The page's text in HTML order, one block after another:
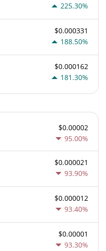
225.30%
$0.000331
188.50%
$0.000162
181.30%
$0.00002
95.00%
$0.000021
93.90%
$0.000012
93.40%
$0.00001
93.30%